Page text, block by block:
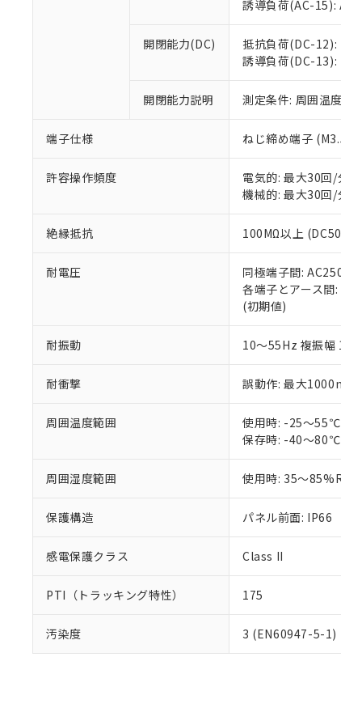
誘導負荷(AC-15):
開閉能力(DC)
抵抗負荷(DC-12):
誘導負荷(DC-13):
開閉能力説明 測定条件: 周囲
端子仕様 ねじ締め端子
許容操作頻度
電気的: 最大30回/
機械的: 最大30回/
絶縁抵抗 100MΩ以上
耐電圧
同極端子間:
各端子とアース
(初期値)
耐振動 10～55Hz 複振
耐衝撃 誤動作: 最大
周囲温度範囲
使用時: -25～55℃
保存時: -40～80℃
周囲湿度範囲 使用時: 35～
保護構造 パネル前面: IP66
感電保護クラス Class II
PTI（トラッキング特性） 175
汚染度 3 (EN60947-5-1)
が、当社
※当社の
いる法人
EU RoHS指令
51物質の非含
※本証明書は
また、RoHS
混在すること
り割愛してお
白